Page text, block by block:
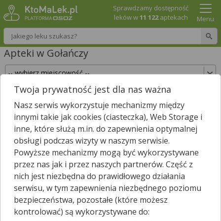
Wpisz nazwę leku
Sprawdzamy dostępność
leków w11 122aptekach Menu
Apteki w Gołańczy
Sprawdź, które apteki w Gołańczy posiadają Twój
lek i zarezerwuj go już teraz!
Wpisz nazwę leku
W Gołańczy są apteki.
apteki zgłosiły nam, że są właśnie
otwarte.*
Wybierz typ aptek
Twoja prywatność jest dla nas ważna
Nasz serwis wykorzystuje mechanizmy między
innymi takie jak cookies (ciasteczka), Web Storage i
inne, które służą m.in. do zapewnienia optymalnej
obsługi podczas wizyty w naszym serwisie.
Powyższe mechanizmy mogą być wykorzystywane
przez nas jak i przez naszych partnerów. Część z
nich jest niezbędna do prawidłowego działania
serwisu, w tym zapewnienia niezbędnego poziomu
bezpieczeństwa, pozostałe (które możesz
kontrolować) są wykorzystywane do: